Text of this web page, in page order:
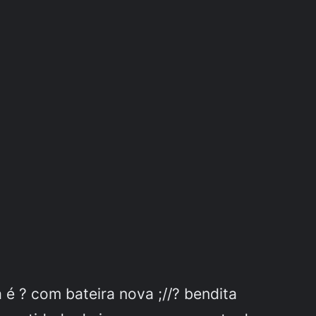
? com bateira nova ;//? bendita